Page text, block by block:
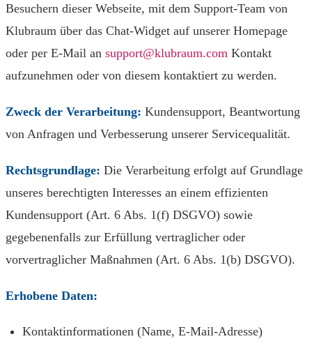
Besuchern dieser Webseite, mit dem Support-Team von
Klubraum über das Chat-Widget auf unserer Homepage
oder per E-Mail an support@klubraum.com Kontakt
aufzunehmen oder von diesem kontaktiert zu werden.
Zweck der Verarbeitung: Kundensupport, Beantwortung
von Anfragen und Verbesserung unserer Servicequalität.
Rechtsgrundlage: Die Verarbeitung erfolgt auf Grundlage
unseres berechtigten Interesses an einem effizienten
Kundensupport (Art. 6 Abs. 1(f) DSGVO) sowie
gegebenenfalls zur Erfüllung vertraglicher oder
vorvertraglicher Maßnahmen (Art. 6 Abs. 1(b) DSGVO).
Erhobene Daten:
Kontaktinformationen (Name, E-Mail-Adresse)